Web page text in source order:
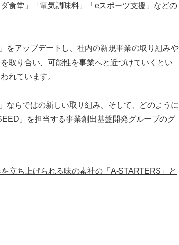
食堂」「電気調味料」「eスポーツ支援」などの
をアップデートし、社内の新規事業の取り組みや
取り合い、可能性を事業へと近づけていくとい
れています。
ならではの新しい取り組み、そして、どのように
」を担当する事業創出基盤開発グループのグ
立ち上げられる味の素社の「A-STARTERS」と